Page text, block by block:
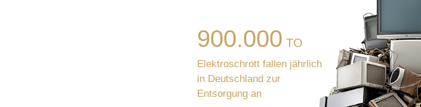
900.000 TO
Elektroschrott fallen jährlich
in Deutschland zur
Entsorgung an